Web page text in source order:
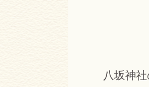
八坂神